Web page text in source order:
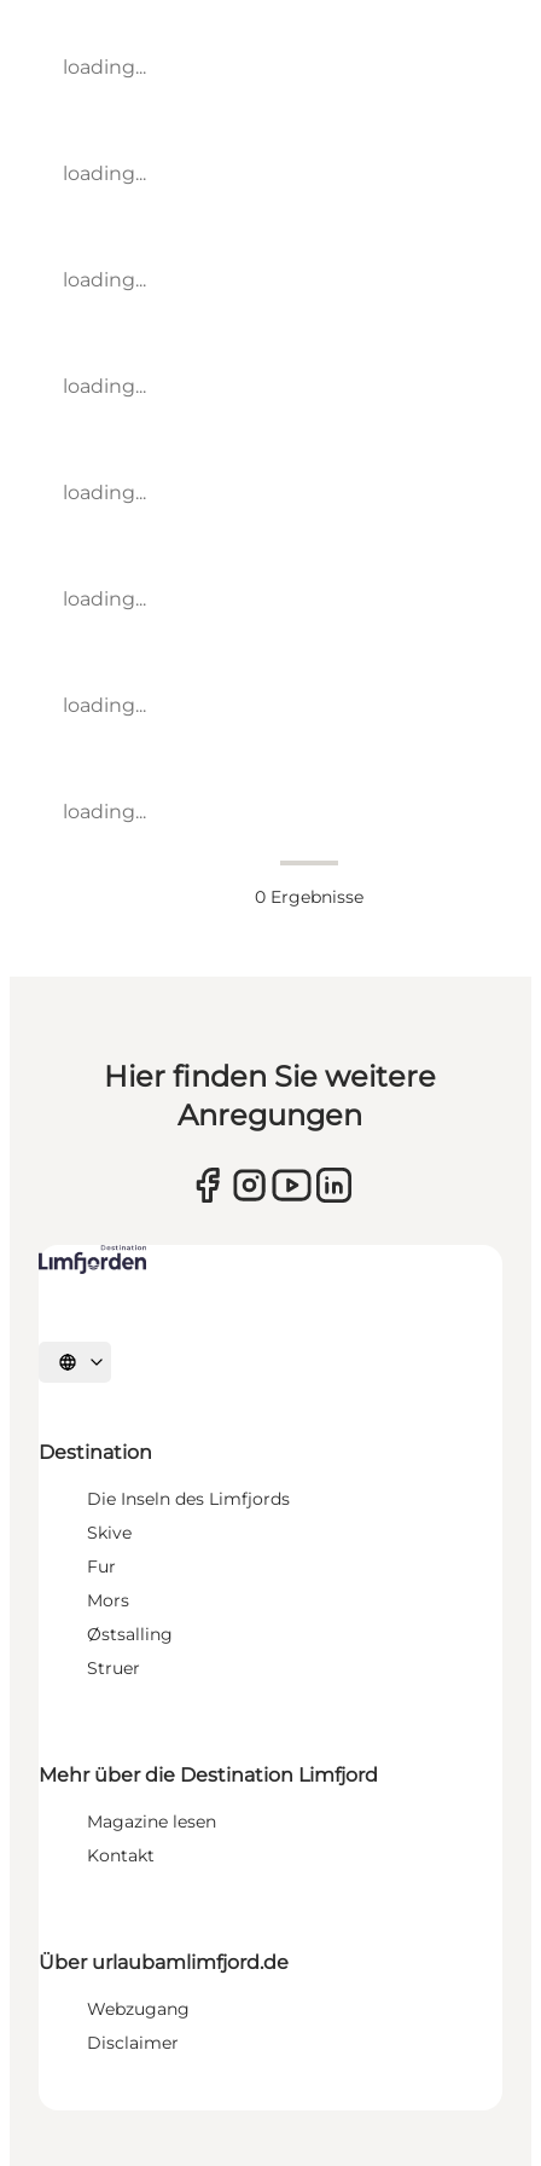
loading...
loading...
loading...
loading...
loading...
loading...
loading...
loading...
0 Ergebnisse
Hier finden Sie weitere
Anregungen
Sprache auswählen
Destination
Die Inseln des Limfjords
Skive
Fur
Mors
Østsalling
Struer
Mehr über die Destination Limfjord
Magazine lesen
Kontakt
Über urlaubamlimfjord.de
Webzugang
Disclaimer